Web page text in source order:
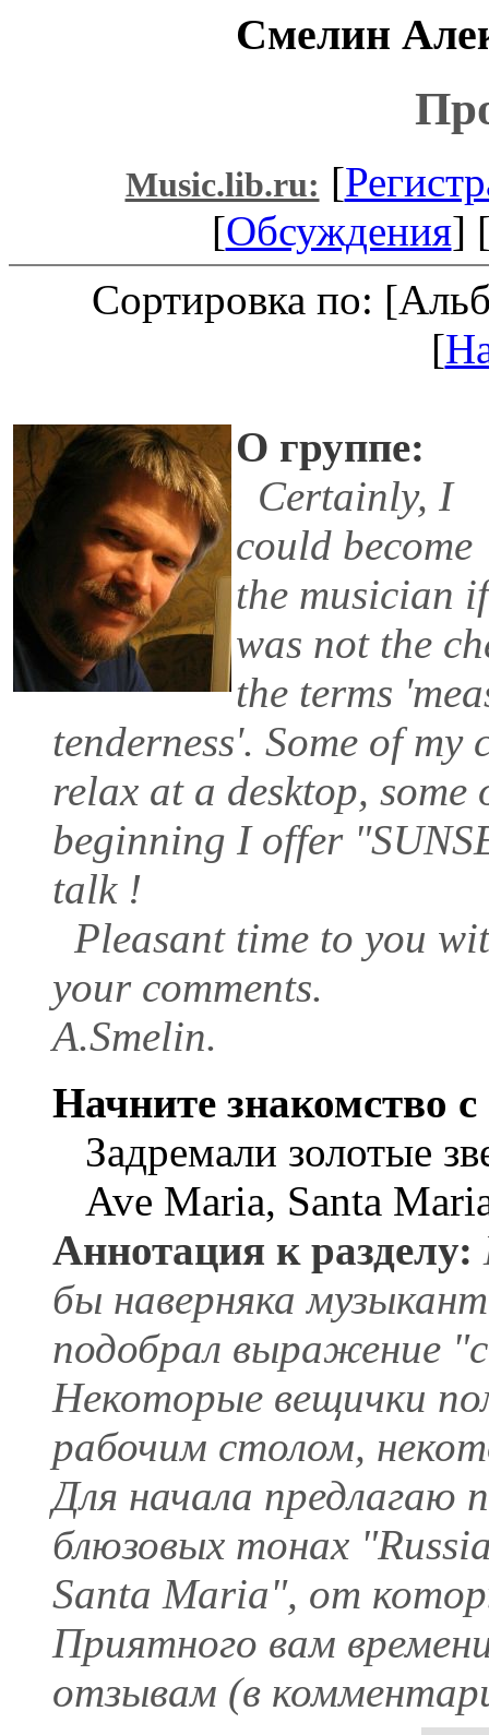
Смелин
Music.lib.ru: [
[Обсуждения]
Сортировка по:
[
О группе:
Certainly, I
could become
the musician if
was not the
the terms
tenderness'. Some of
relax at a desktop,
beginning I offer
talk !
Pleasant time to you
your comments.
А.Smelin.
Начните знакомство с
Задремали золотые
Ave Maria, Santa
Аннотация к разделу:
бы наверняка
подобрал выражение
Некоторые вещички
рабочим столом,
Для начала предлагаю
блюзовых тонах
Santa Maria", от
Приятного вам
отзывам (в